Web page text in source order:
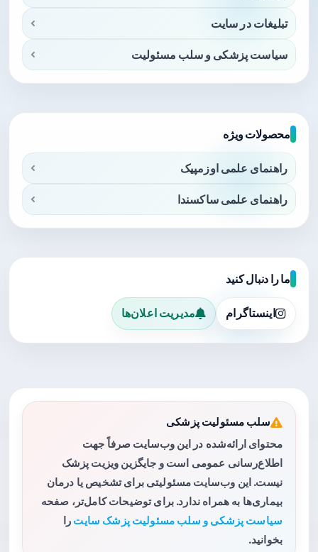
تبلیغات در سایت
سیاست پزشکی و سلب مسئولیت
محصولات ویژه
راهنمای علمی اوزمپیک
راهنمای علمی ساکسندا
ما را دنبال کنید
اینستاگرام مدیریت اعلان‌ها
سلب مسئولیت پزشکی
محتوای ارائه‌شده در این وب‌سایت صرفاً جهت
اطلاع‌رسانی عمومی است و جایگزین ویزیت پزشک
نیست. این وب‌سایت مسئولیتی برای تشخیص یا درمان
بیماری‌ها به همراه ندارد. برای توضیحات کامل‌تر، صفحه
سیاست پزشکی و سلب مسئولیت پزشک سایت را
بخوانید.